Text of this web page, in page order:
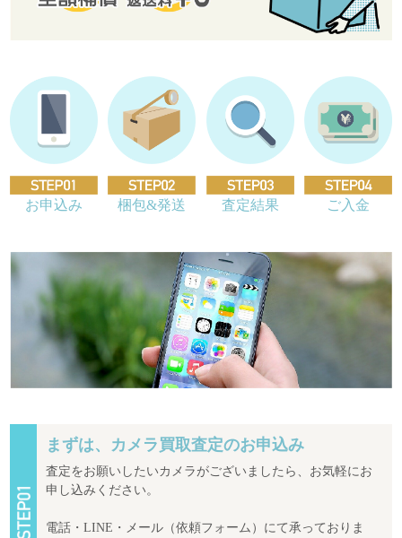
お申込み 梱包&発送 査定結果 ご入金
まずは、カメラ買取査定のお申込み
査定をお願いしたいカメラがございましたら、お気軽にお
申し込みください。
電話・LINE・メール（依頼フォーム）にて承っておりま